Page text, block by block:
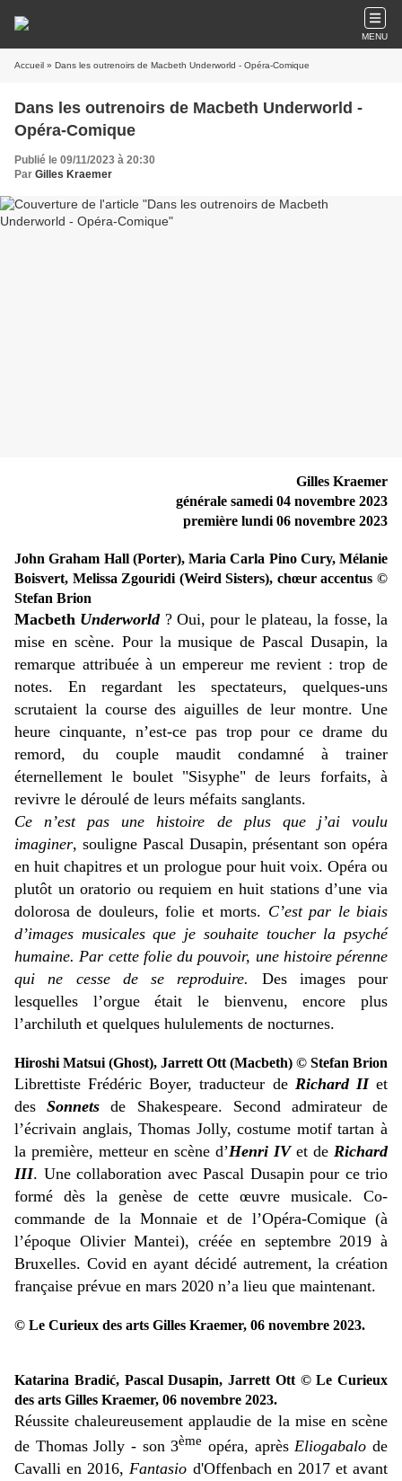
MENU
Accueil » Dans les outrenoirs de Macbeth Underworld - Opéra-Comique
Dans les outrenoirs de Macbeth Underworld -
Opéra-Comique
Publié le 09/11/2023 à 20:30
Par Gilles Kraemer
Gilles Kraemer
générale samedi 04 novembre 2023
première lundi 06 novembre 2023
John Graham Hall (Porter), Maria Carla Pino Cury, Mélanie
Boisvert, Melissa Zgouridi (Weird Sisters), chœur accentus ©
Stefan Brion
Macbeth Underworld? Oui, pour le plateau, la fosse, la
mise en scène. Pour la musique de Pascal Dusapin, la
remarque attribuée à un empereur me revient : trop de
notes. En regardant les spectateurs, quelques-uns
scrutaient la course des aiguilles de leur montre. Une
heure cinquante, n’est-ce pas trop pour ce drame du
remord, du couple maudit condamné à trainer
éternellement le boulet "Sisyphe" de leurs forfaits, à
revivre le déroulé de leurs méfaits sanglants.
Ce n’est pas une histoire de plus que j’ai voulu
imaginer, souligne Pascal Dusapin, présentant son opéra
en huit chapitres et un prologue pour huit voix. Opéra ou
plutôt un oratorio ou requiem en huit stations d’une via
dolorosa de douleurs, folie et morts. C’est par le biais
d’images musicales que je souhaite toucher la psyché
humaine. Par cette folie du pouvoir, une histoire pérenne
qui ne cesse de se reproduire. Des images pour
lesquelles l’orgue était le bienvenu, encore plus
l’archiluth et quelques hululements de nocturnes.
Hiroshi Matsui (Ghost), Jarrett Ott (Macbeth) © Stefan Brion
Librettiste Frédéric Boyer, traducteur de Richard IIet
desSonnets de Shakespeare. Second admirateur de
l’écrivain anglais, Thomas Jolly, costume motif tartan à
la première, metteur en scène d’Henri IVet de Richard
III. Une collaboration avec Pascal Dusapin pour ce trio
formé dès la genèse de cette œuvre musicale. Co-
commande de la Monnaie et de l’Opéra-Comique (à
l’époque Olivier Mantei), créée en septembre 2019 à
Bruxelles. Covid en ayant décidé autrement, la création
française prévue en mars 2020 n’a lieu que maintenant.
© Le Curieux des arts Gilles Kraemer, 06 novembre 2023.
Katarina Bradić, Pascal Dusapin, Jarrett Ott © Le Curieux
des arts Gilles Kraemer, 06 novembre 2023.
Réussite chaleureusement applaudie de la mise en scène
de Thomas Jolly - son 3ème opéra, aprèsEliogabalode
Cavalli en 2016,Fantasio d'Offenbach en 2017 et avant